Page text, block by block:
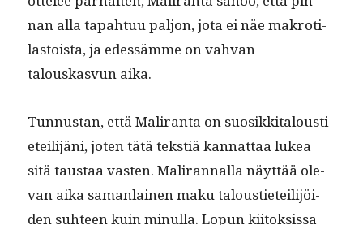
nan alla tapah­tuu paljon, jota ei näe makroti­
las­toista, ja edessämme on vah­van
talouskasvun aika.
Tun­nus­tan, että Mali­ran­ta on suosikki­talousti­
eteil­i­jäni, joten tätä tek­stiä kan­nat­taa lukea
sitä taus­taa vas­ten. Mali­ran­nal­la näyt­tää ole­
van aika saman­lainen maku talousti­eteil­i­jöi­
den suh­teen kuin min­ul­la. Lop­un kiitok­sis­sa